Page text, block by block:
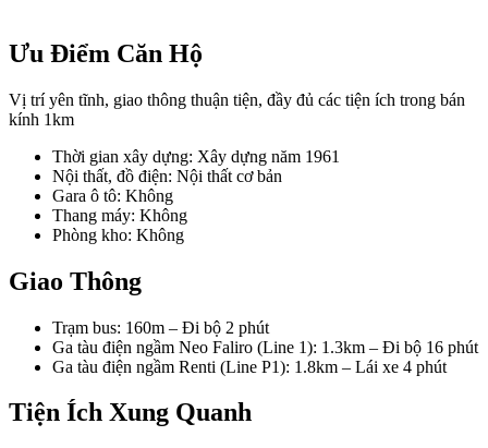
Ưu Điểm Căn Hộ
Vị trí yên tĩnh, giao thông thuận tiện, đầy đủ các tiện ích trong bán
kính 1km
Thời gian xây dựng: Xây dựng năm 1961
Nội thất, đồ điện: Nội thất cơ bản
Gara ô tô: Không
Thang máy: Không
Phòng kho: Không
Giao Thông
Trạm bus: 160m – Đi bộ 2 phút
Ga tàu điện ngầm Neo Faliro (Line 1): 1.3km – Đi bộ 16 phút
Ga tàu điện ngầm Renti (Line P1): 1.8km – Lái xe 4 phút
Tiện Ích Xung Quanh